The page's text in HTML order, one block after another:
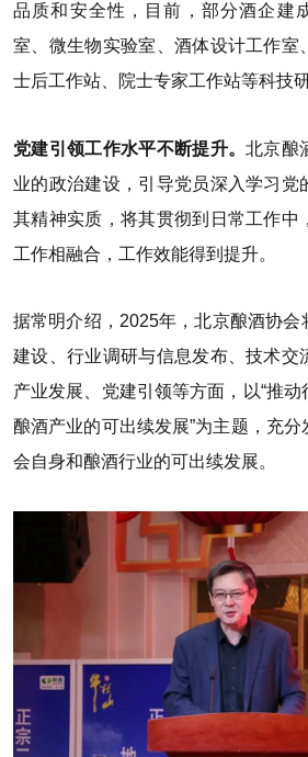
品质和安全性，目前，部分酒企建
室、微生物实验室、酒体设计工作室
士后工作站、院士专家工作站等科技
党建引领工作水平不断提升。北京酿
业的政治建设，引导党员深入学习党
其精神实质，将其贯彻到日常工作中
工作相融合，工作效能得到提升。
据常明介绍，2025年，北京酿酒协会
建设、行业调研与信息发布、技术交
产业发展、党建引领等方面，以“推
酿酒产业的可出续发展”为主题，充
会自身和酿酒行业的可出续发展。